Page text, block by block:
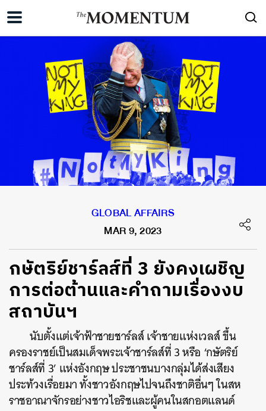
GLOBAL AFFAIRS
MAR 9, 2023
กษัตริย์ชาร์ลส์ที่ 3 ยังคงเผชิญ
การต่อต้านและคำถามเรื่องงบ
สถาบันฯ
นับตั้งแต่เจ้าฟ้าชายชาร์ลส์ เจ้าชายแห่งเวลส์ ขึ้น
ครองราชย์เป็นสมเด็จพระเจ้าชาร์ลส์ที่ 3 หรือ ‘กษัตริย์
ชาร์ลส์ที่ 3’ แห่งอังกฤษ ประชาชนบางกลุ่มได้ส่งเสียง
ประท้วงเรื่อยมา ทั้งชาวอังกฤษไปจนถึงชาติอื่นๆ ในสห
ราชอาณาจักรอย่างชาวไอริชและผู้คนในสกอตแลนด์